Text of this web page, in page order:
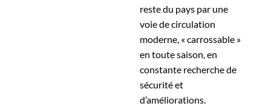
reste du pays par une
voie de circulation
moderne, « carrossable »
en toute saison, en
constante recherche de
sécurité et
d’améliorations.